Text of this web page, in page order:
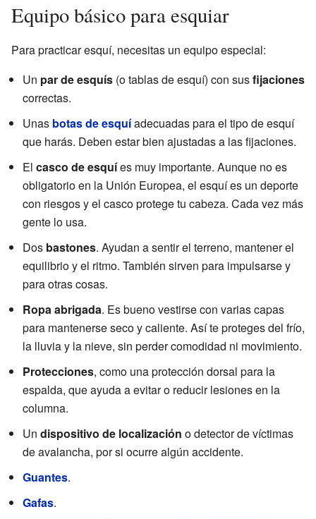
Equipo básico para esquiar
Para practicar esquí, necesitas un equipo especial:
Un par de esquís (o tablas de esquí) con susfijaciones
correctas.
Unas botas de esquíadecuadas para el tipo de esquí
que harás. Deben estar bien ajustadas a las fijaciones.
El casco de esquíes muy importante. Aunque no es
obligatorio en la Unión Europea, el esquí es un deporte
con riesgos y el casco protege tu cabeza. Cada vez más
gente lo usa.
Dos bastones. Ayudan a sentir el terreno, mantener el
equilibrio y el ritmo. También sirven para impulsarse y
para otras cosas.
Ropa abrigada. Es bueno vestirse con varias capas
para mantenerse seco y caliente. Así te proteges del frío,
la lluvia y la nieve, sin perder comodidad ni movimiento.
Protecciones, como una protección dorsal para la
espalda, que ayuda a evitar o reducir lesiones en la
columna.
Un dispositivo de localización o detector de víctimas
de avalancha, por si ocurre algún accidente.
Guantes.
Gafas.